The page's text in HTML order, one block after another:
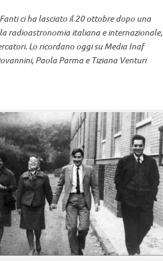
ci ha lasciato il 20 ottobre dopo una
radioastronomia italiana e internazionale,
Lo ricordano oggi su Media Inaf
Paola Parma e Tiziana Venturi